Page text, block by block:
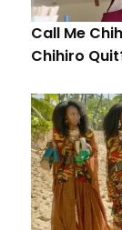
Call Me
Chihiro